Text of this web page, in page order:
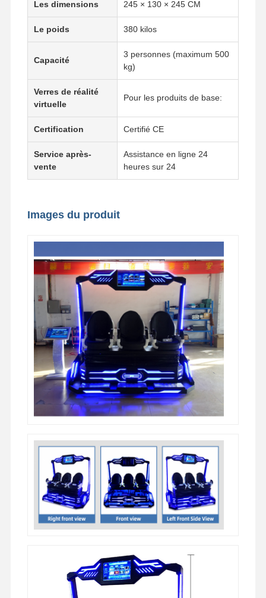
Aperçu Vidéos
Visite D'usine
La Qualité
Machine de jeu de course automobile
appareil de tir
Machine de jeu de rachat de billet
Machine de jeu de griffe
machine à jouer à des jeux de jetons
Équipement de terrain de jeux
Simulateur de jeu de moto
Jeu de tir d'arcade en VR
Cinéma de VR
voiture de butoir
VR simulateur de course automobile
Les dimensions 245 × 130 × 245 CM
Le poids 380 kilos
Capacité
3 personnes (maximum 500
kg)
Verres de réalité
virtuelle
Pour les produits de base:
Certification Certifié CE
Service après-
vente
Assistance en ligne 24
heures sur 24
Images du produit